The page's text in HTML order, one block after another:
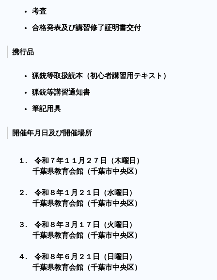
考査
合格発表及び講習修了証明書交付
携行品
猟銃等取扱読本（初心者講習用テキスト）
猟銃等講習通知書
筆記用具
開催年月日及び開催場所
１. 令和７年１１月２７日（木曜日）
千葉県教育会館（千葉市中央区）
２. 令和８年１月２１日（水曜日）
千葉県教育会館（千葉市中央区）
３. 令和８年３月１７日（火曜日）
千葉県教育会館（千葉市中央区）
４. 令和８年６月２１日（日曜日）
千葉県教育会館（千葉市中央区）